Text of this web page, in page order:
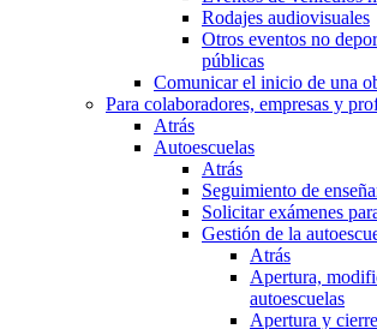
Rodajes audiovisuales
Otros eventos no
públicas
Comunicar el inicio de una
Para colaboradores, empresas y
Atrás
Autoescuelas
Atrás
Seguimiento de
Solicitar exámenes
Gestión de la
Atrás
Apertura,
autoescuelas
Apertura y